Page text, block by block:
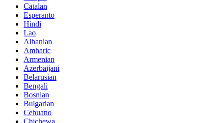
Catalan
Esperanto
Hindi
Lao
Albanian
Amharic
Armenian
Azerbaijani
Belarusian
Bengali
Bosnian
Bulgarian
Cebuano
Chichewa